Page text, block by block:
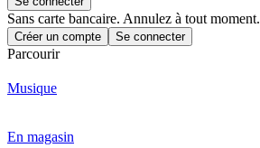
Sans carte bancaire. Annulez à tout moment.
Créer un compte Se connecter
Parcourir
Musique
En magasin